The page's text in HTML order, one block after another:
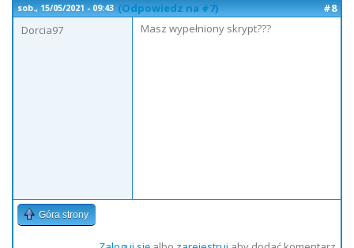
sob., 15/05/2021 - 09:43 (Odpowiedz na #7)
#8
Dorcia97
Masz wypełniony skrypt???
Góra strony